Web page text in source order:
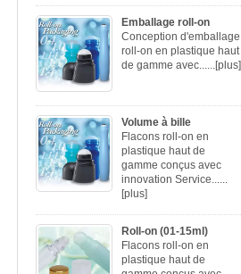
Emballage roll-on
Conception d'emballage
roll-on en plastique haut
de gamme avec......[plus]
Volume à bille
Flacons roll-on en
plastique haut de
gamme conçus avec
innovation Service......
[plus]
Roll-on (01-15ml)
Flacons roll-on en
plastique haut de